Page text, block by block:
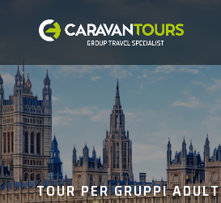
TOUR PER GRUPPI